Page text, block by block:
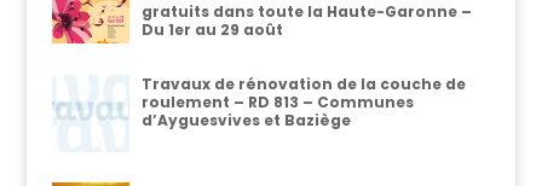
gratuits dans toute la Haute-Garonne –
Du 1er au 29 août
Travaux de rénovation de la couche de
roulement – RD 813 – Communes
d’Ayguesvives et Baziège